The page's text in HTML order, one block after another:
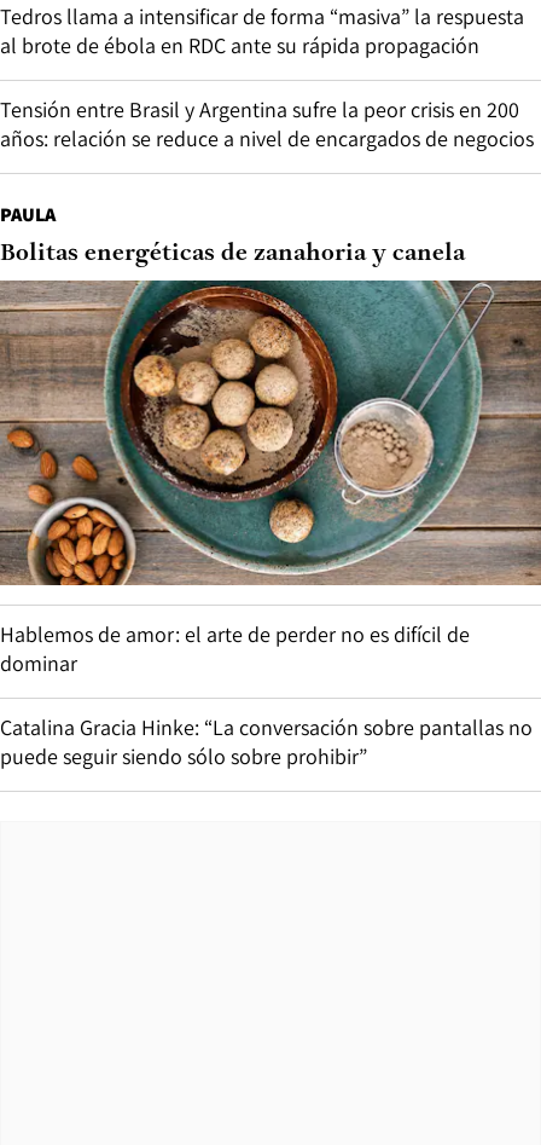
Tedros llama a intensificar de forma “masiva” la respuesta
al brote de ébola en RDC ante su rápida propagación
Tensión entre Brasil y Argentina sufre la peor crisis en 200
años: relación se reduce a nivel de encargados de negocios
PAULA
Bolitas energéticas de zanahoria y canela
Hablemos de amor: el arte de perder no es difícil de
dominar
Catalina Gracia Hinke: “La conversación sobre pantallas no
puede seguir siendo sólo sobre prohibir”